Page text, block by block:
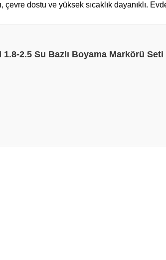
dostu ve yüksek sıcaklık dayanıklı.
1.8-2.5 Su Bazlı Boyama Markörü Seti